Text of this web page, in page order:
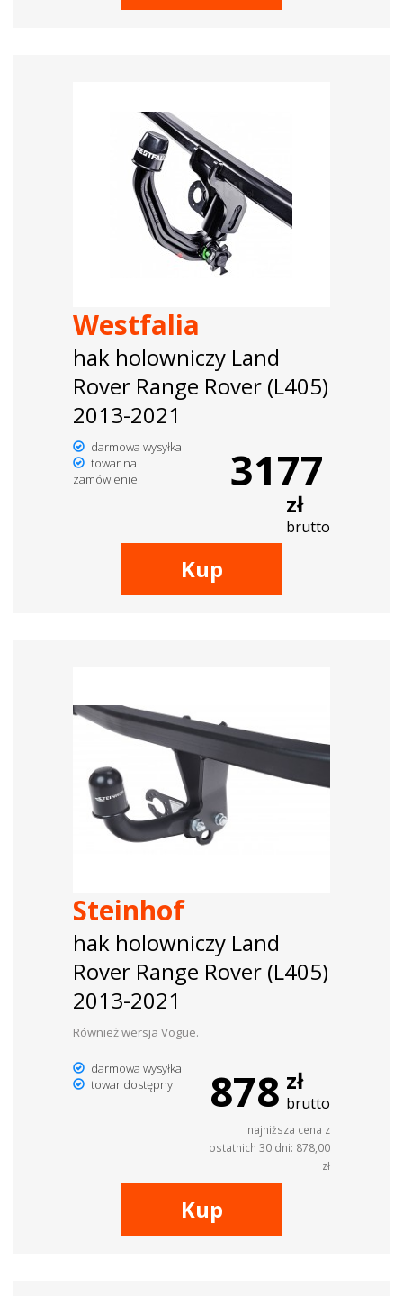
Westfalia
hak holowniczy Land
Rover Range Rover (L405)
2013-2021
darmowa wysyłka
towar na
zamówienie
3177
zł
brutto
Kup
Steinhof
hak holowniczy Land
Rover Range Rover (L405)
2013-2021
Również wersja Vogue.
darmowa wysyłka
towar dostępny
878 zł
brutto
najniższa cena z
ostatnich 30 dni: 878,00
zł
Kup